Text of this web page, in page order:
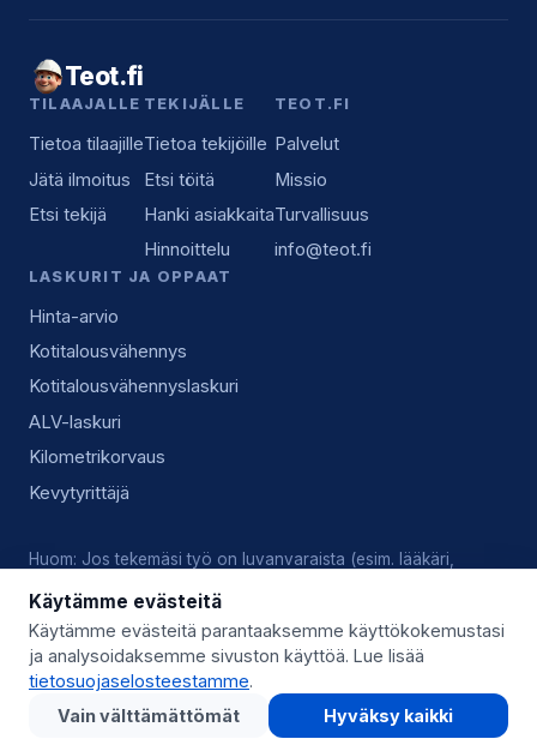
Teot.fi
TILAAJALLE
Tietoa tilaajille
Jätä ilmoitus
Etsi tekijä
TEKIJÄLLE
Tietoa tekijöille
Etsi töitä
Hanki asiakkaita
Hinnoittelu
TEOT.FI
Palvelut
Missio
Turvallisuus
info@teot.fi
LASKURIT JA OPPAAT
Hinta-arvio
Kotitalousvähennys
Kotitalousvähennyslaskuri
ALV-laskuri
Kilometrikorvaus
Kevytyrittäjä
Huom: Jos tekemäsi työ on luvanvaraista (esim. lääkäri,
olevista luvista, pätevyyksistä ja alan käytännöistä.
© 2026 Teot.fi (Giggo Oy) · Y-tunnus 3559746-8 · Kysy lisää:
info@teot.fi
Käytämme evästeitä
Käytämme evästeitä parantaaksemme käyttökokemustasi
ja analysoidaksemme sivuston käyttöä. Lue lisää
tietosuojaselosteestamme.
Vain välttämättömät
Hyväksy kaikki